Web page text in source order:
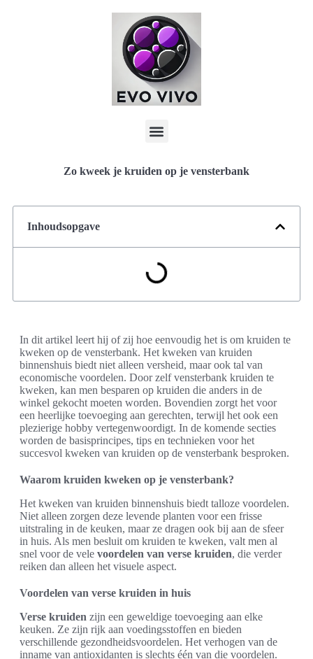
Zo kweek je kruiden op je vensterbank
Inhoudsopgave
In dit artikel leert hij of zij hoe eenvoudig het is om kruiden te
kweken op de vensterbank. Het kweken van kruiden
binnenshuis biedt niet alleen versheid, maar ook tal van
economische voordelen. Door zelf vensterbank kruiden te
kweken, kan men besparen op kruiden die anders in de
winkel gekocht moeten worden. Bovendien zorgt het voor
een heerlijke toevoeging aan gerechten, terwijl het ook een
plezierige hobby vertegenwoordigt. In de komende secties
worden de basisprincipes, tips en technieken voor het
succesvol kweken van kruiden op de vensterbank besproken.
Waarom kruiden kweken op je vensterbank?
Het kweken van kruiden binnenshuis biedt talloze voordelen.
Niet alleen zorgen deze levende planten voor een frisse
uitstraling in de keuken, maar ze dragen ook bij aan de sfeer
in huis. Als men besluit om kruiden te kweken, valt men al
snel voor de vele voordelen van verse kruiden, die verder
reiken dan alleen het visuele aspect.
Voordelen van verse kruiden in huis
Verse kruiden zijn een geweldige toevoeging aan elke
keuken. Ze zijn rijk aan voedingsstoffen en bieden
verschillende gezondheidsvoordelen. Het verhogen van de
inname van antioxidanten is slechts één van die voordelen.